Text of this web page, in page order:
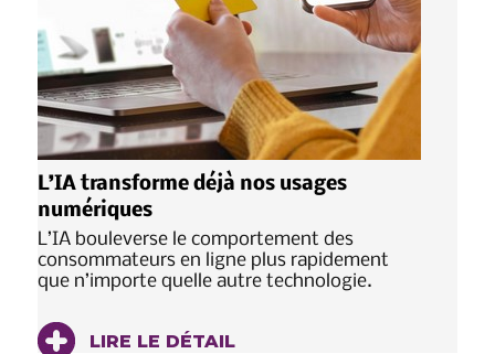
L’IA transforme déjà nos usages
numériques
L’IA bouleverse le comportement des
consommateurs en ligne plus rapidement
que n’importe quelle autre technologie.
LIRE LE DÉTAIL